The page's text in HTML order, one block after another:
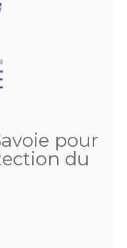
pour
du